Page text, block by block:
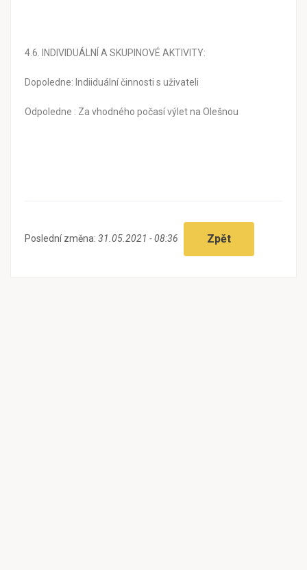
4.6. INDIVIDUÁLNÍ A SKUPINOVÉ AKTIVITY:
Dopoledne: Indiiduální činnosti s uživateli
Odpoledne : Za vhodného počasí výlet na Olešnou
Poslední změna: 31.05.2021 - 08:36 Zpět